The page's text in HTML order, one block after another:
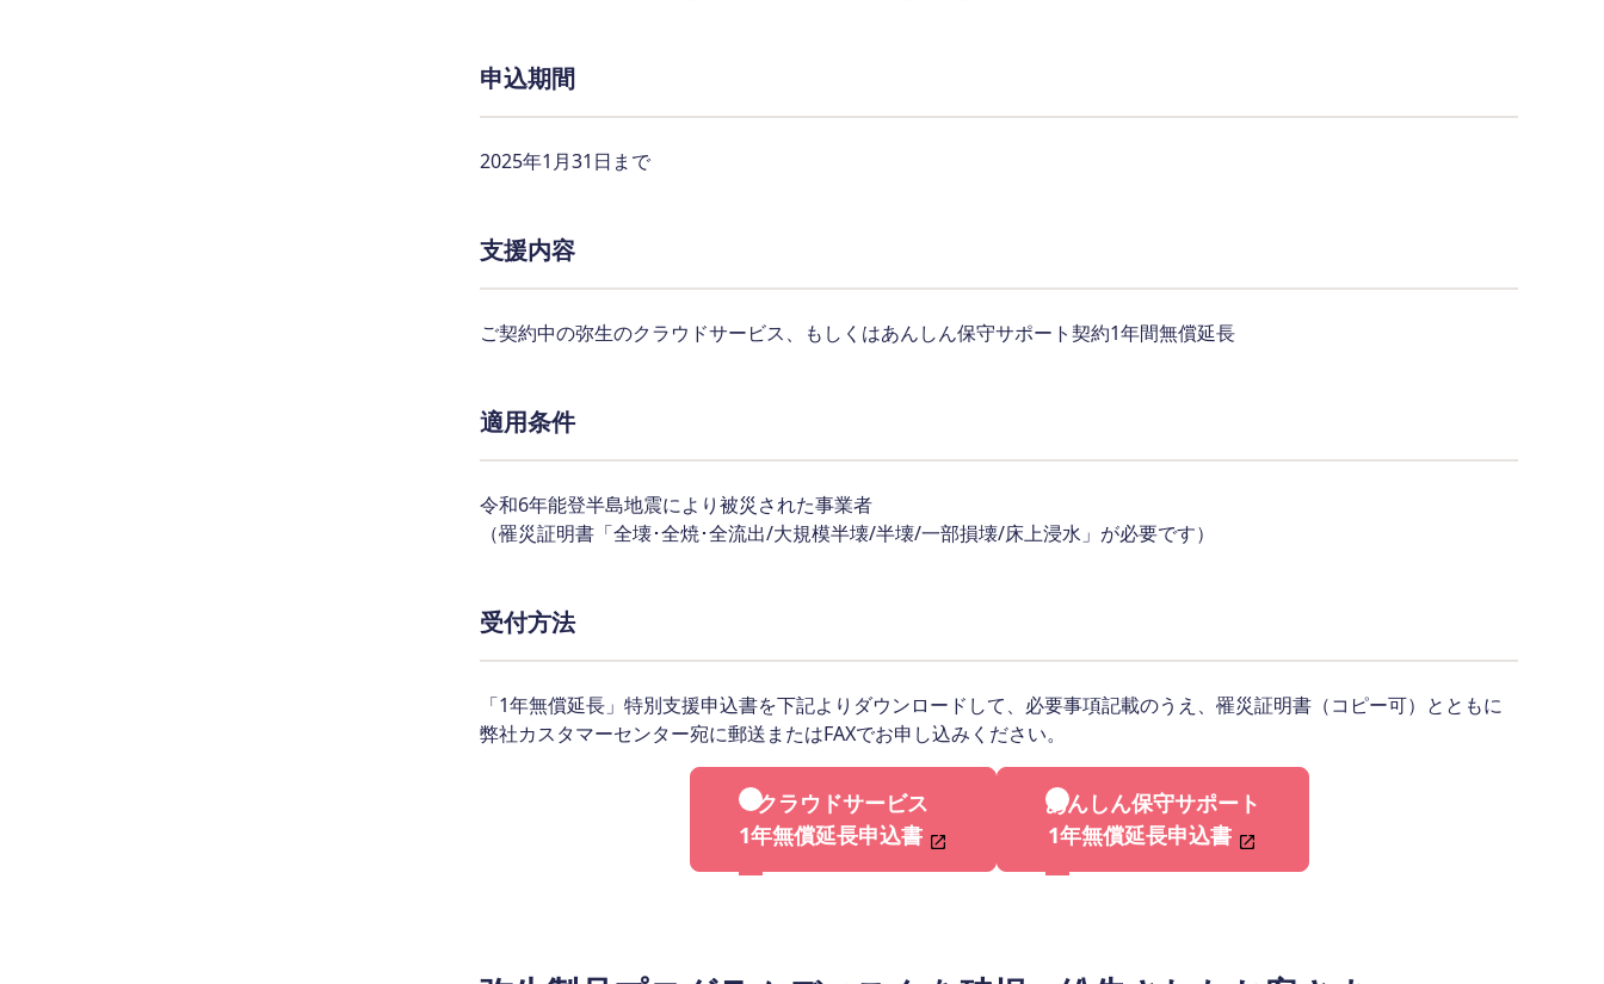
申込期間
2025年1月31日まで
支援内容
ご契約中の弥生のクラウドサービス、もしくはあんしん保守サポート契約1年間無償延長
適用条件
令和6年能登半島地震により被災された事業者
（罹災証明書「全壊･全焼･全流出/大規模半壊/半壊/一部損壊/床上浸水」が必要です）
受付方法
「1年無償延長」特別支援申込書を下記よりダウンロードして、必要事項記載のうえ、罹災証明書（コピー可）とともに
弊社カスタマーセンター宛に郵送またはFAXでお申し込みください。
クラウドサービス
1年無償延長申込書
あんしん保守サポート
1年無償延長申込書